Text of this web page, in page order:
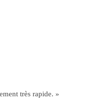
très rapide. »